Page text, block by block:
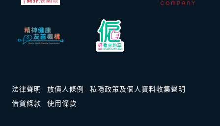
法律聲明 放債人條例
私隱政策及個人資料收集聲明
借貸條款
使用條款